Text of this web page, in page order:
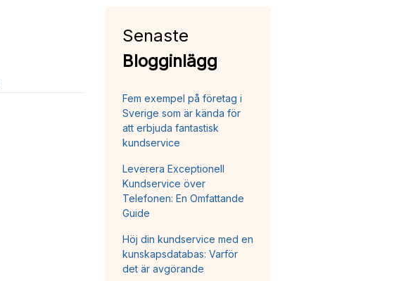
Senaste
Blogginlägg
Fem exempel på företag i
Sverige som är kända för
att erbjuda fantastisk
kundservice
Leverera Exceptionell
Kundservice över
Telefonen: En Omfattande
Guide
Höj din kundservice med en
kunskapsdatabas: Varför
det är avgörande